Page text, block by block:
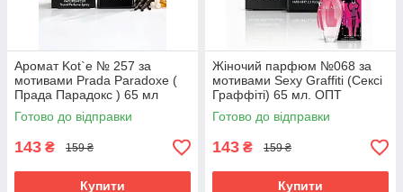
Аромат Kot`e № 257 за
мотивами Prada Paradoxe (
Прада Парадокс ) 65 мл
Готово до відправки
143 ₴ 159 ₴
Купити
Жіночий парфюм №068 за
мотивами Sexy Graffiti (Сексі
Граффіті) 65 мл. ОПТ
Готово до відправки
143 ₴ 159 ₴
Купити